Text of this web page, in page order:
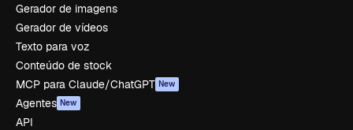
Gerador de imagens
Gerador de vídeos
Texto para voz
Conteúdo de stock
MCP para Claude/ChatGPT New
Agentes New
API